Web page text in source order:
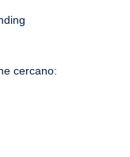
cercano: